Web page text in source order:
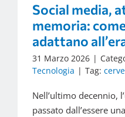
Social media,
memoria:
adattano
31 Marzo 2026 |
Tecnologia | Tag:
Nell’ultimo decennio,
passato dall’essere